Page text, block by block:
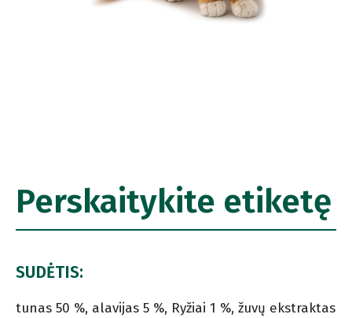
Perskaitykite etiketę
SUDĖTIS:
tunas 50 %, alavijas 5 %, Ryžiai 1 %, žuvų ekstraktas